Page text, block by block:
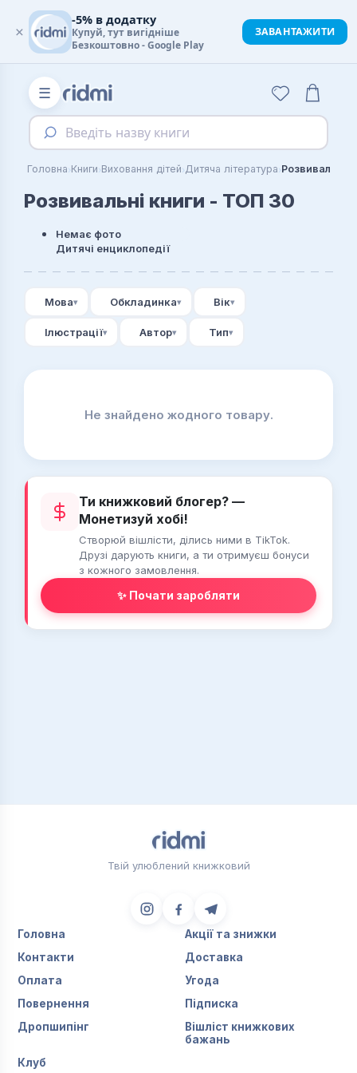
☰
Введіть назву книги
Головна›Книги›Виховання дітей›Дитяча література›Розвивальні
Розвивальні книги - ТОП 30
Немає фото
Дитячі енциклопедії
Мова Обкладинка Вік
Ілюстрації Автор Тип
Не знайдено жодного товару.
Ти книжковий блогер? —
Монетизуй хобі!
Створюй вішлісти, ділись ними в TikTok.
Друзі дарують книги, а ти отримуєш бонуси
з кожного замовлення.
✨ Почати заробляти
Твій улюблений книжковий
Головна
Акції та знижки
Контакти
Доставка
Оплата
Угода
Повернення
Підписка
Дропшипінг
Вішліст книжкових
бажань
Клуб
×
-5% в додатку
Купуй, тут вигідніше
Безкоштовно - Google Play
ЗАВАНТАЖИТИ